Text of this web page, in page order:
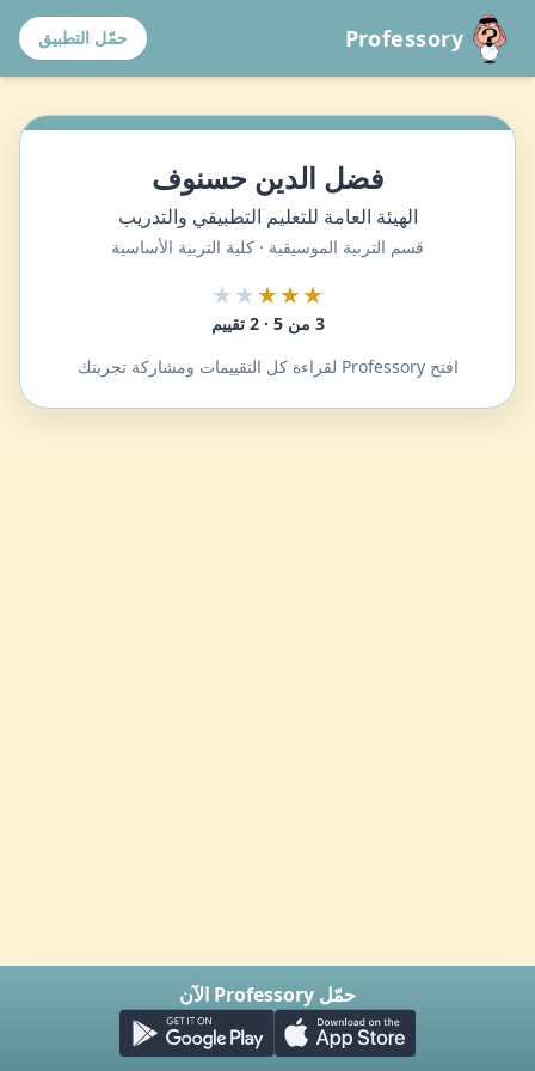
Professory حمّل التطبيق
فضل الدين حسنوف
الهيئة العامة للتعليم التطبيقي والتدريب
قسم التربية الموسيقية · كلية التربية الأساسية
★★★
★★
3 من 5 · 2 تقييم
افتح Professory لقراءة كل التقييمات ومشاركة تجربتك
حمّل Professory الآن